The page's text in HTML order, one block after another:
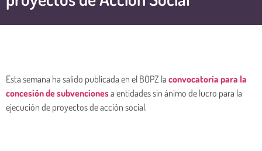
Esta semana ha salido publicada en el BOPZ la convocatoria para la
concesión de subvencionesa entidades sin ánimo de lucro para la
ejecución de proyectos de acción social.